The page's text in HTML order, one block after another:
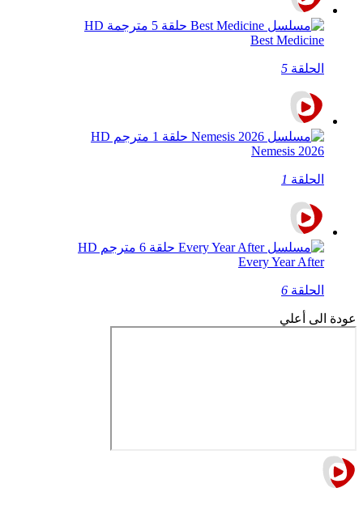
Best Medicine
الحلقة 5
Nemesis 2026
الحلقة 1
Every Year After
الحلقة 6
عودة الى أعلي